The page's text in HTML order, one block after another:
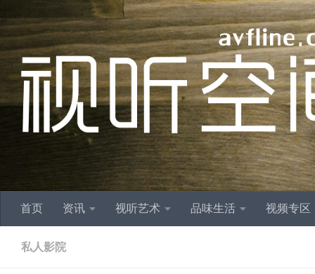
跳至内容
首页 资讯 视听艺术 品味生活 视频专区
私人影院